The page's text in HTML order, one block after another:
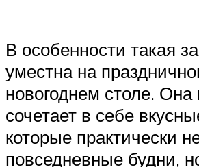
В особенности такая
уместна на
новогоднем столе. Она
сочетает в себе
которые практически
повседневные будни,